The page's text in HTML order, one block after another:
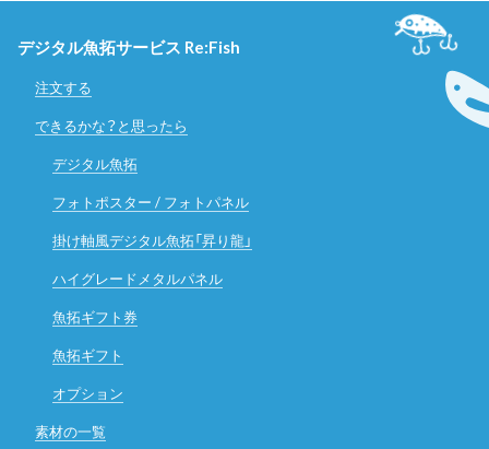
デジタル魚拓サービス Re:Fish
注文する
できるかな？と思ったら
デジタル魚拓
フォトポスター / フォトパネル
掛け軸風デジタル魚拓「昇り龍」
ハイグレードメタルパネル
魚拓ギフト券
魚拓ギフト
オプション
素材の一覧